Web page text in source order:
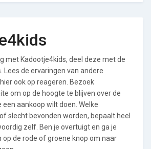
met Kadootje4kids, deel deze met de
Lees de ervaringen van andere
ook op reageren. Bezoek
om op de hoogte te blijven over de
aankoop wilt doen. Welke
slecht bevonden worden, bepaalt heel
zelf. Ben je overtuigt en ga je
op de rode of groene knop om naar